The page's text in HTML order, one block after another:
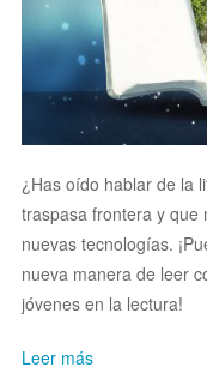
¿Has oído hablar de la
traspasa frontera y que
nuevas tecnologías.
nueva manera de leer
jóvenes en la lectura!
Leer más